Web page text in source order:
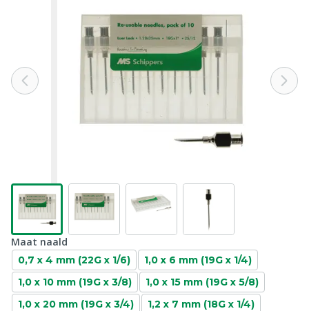
Maat naald
0,7 x 4 mm (22G x 1/6)
1,0 x 6 mm (19G x 1/4)
1,0 x 10 mm (19G x 3/8)
1,0 x 15 mm (19G x 5/8)
1,0 x 20 mm (19G x 3/4)
1,2 x 7 mm (18G x 1/4)